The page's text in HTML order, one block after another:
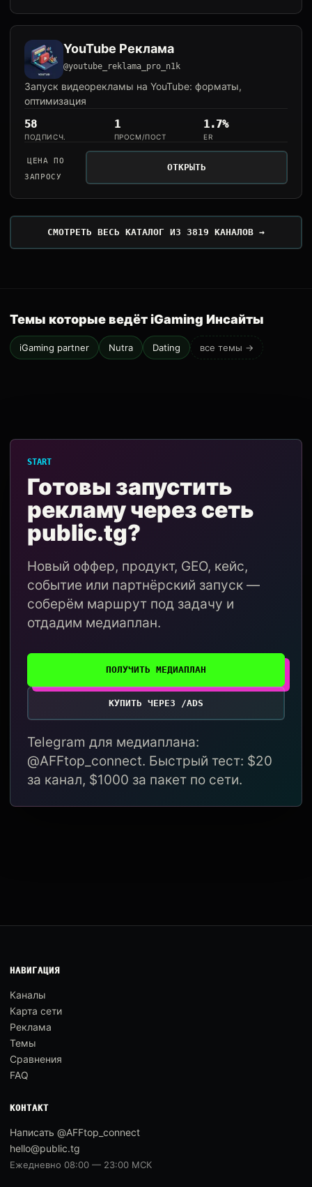
YouTube Реклама
@youtube_reklama_pro_n1k
Запуск видеорекламы на YouTube: форматы,
оптимизация
58
ПОДПИСЧ.
1
ПРОСМ/ПОСТ
1.7%
ER
ЦЕНА ПО
ЗАПРОСУ
ОТКРЫТЬ
СМОТРЕТЬ ВЕСЬ КАТАЛОГ ИЗ 3819 КАНАЛОВ →
Темы которые ведёт iGaming Инсайты
iGaming partner Nutra Dating все темы →
START
Готовы запустить
рекламу через сеть
public.tg?
Новый оффер, продукт, GEO, кейс,
событие или партнёрский запуск —
соберём маршрут под задачу и
отдадим медиаплан.
ПОЛУЧИТЬ МЕДИАПЛАН
КУПИТЬ ЧЕРЕЗ /ADS
Telegram для медиаплана:
@AFFtop_connect. Быстрый тест: $20
за канал, $1000 за пакет по сети.
НАВИГАЦИЯ
Каналы
Карта сети
Реклама
Темы
Сравнения
FAQ
КОНТАКТ
Написать @AFFtop_connect
hello@public.tg
Ежедневно 08:00 — 23:00 МСК